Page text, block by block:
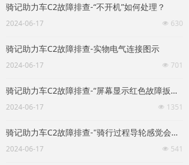
骑记助力车C2故障排查-“不开机”如何处理？
넶 630
2024-06-17
骑记助力车C2故障排查-实物电气连接图示
넶 701
2024-06-17
骑记助力车C2故障排查-“屏幕显示红色故障扳手”如何处理？
넶 1351
2024-06-17
骑记助力车C2故障排查-"骑行过程导轮感觉会周期性抖动，骑行产生踏空的感觉"如何处理？
넶 541
2024-06-17